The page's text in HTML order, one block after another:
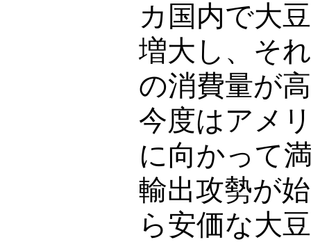
カ国内で大
増大し、そ
の消費量が
今度はアメ
に向かって
輸出攻勢が
ら安価な大